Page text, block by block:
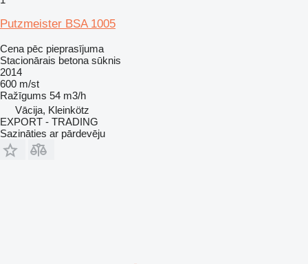
Putzmeister BSA 1005
Cena pēc pieprasījuma
Stacionārais betona sūknis
2014
600 m/st
Ražīgums 54 m3/h
Vācija, Kleinkötz
EXPORT - TRADING
Sazināties ar pārdevēju